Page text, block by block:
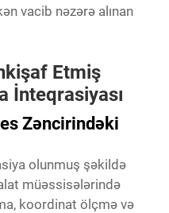
vacib nəzərə alınan
Etmiş
İnteqrasiyası
Zəncirindəki
olunmuş şəkildə
müəssisələrində
koordinat ölçmə və